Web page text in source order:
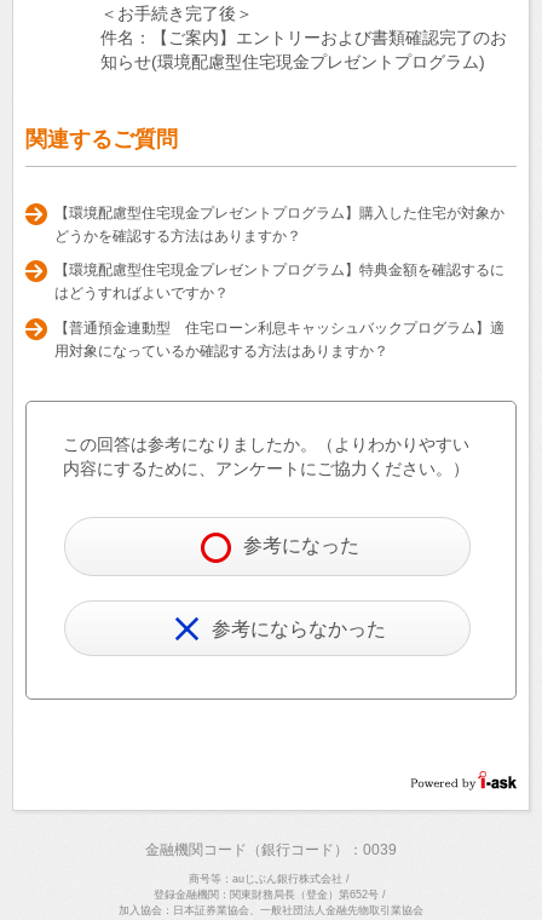
＜お手続き完了後＞
件名：【ご案内】エントリーおよび書類確認完了のお
知らせ(環境配慮型住宅現金プレゼントプログラム)
関連するご質問
【環境配慮型住宅現金プレゼントプログラム】購入した住宅が対象か
どうかを確認する方法はありますか？
【環境配慮型住宅現金プレゼントプログラム】特典金額を確認するに
はどうすればよいですか？
【普通預金連動型 住宅ローン利息キャッシュバックプログラム】適
用対象になっているか確認する方法はありますか？
この回答は参考になりましたか。（よりわかりやすい
内容にするために、アンケートにご協力ください。）
参考になった
参考にならなかった
金融機関コード（銀行コード）：0039
商号等：auじぶん銀行株式会社 /
登録金融機関：関東財務局長（登金）第652号/
加入協会：日本証券業協会、一般社団法人金融先物取引業協会